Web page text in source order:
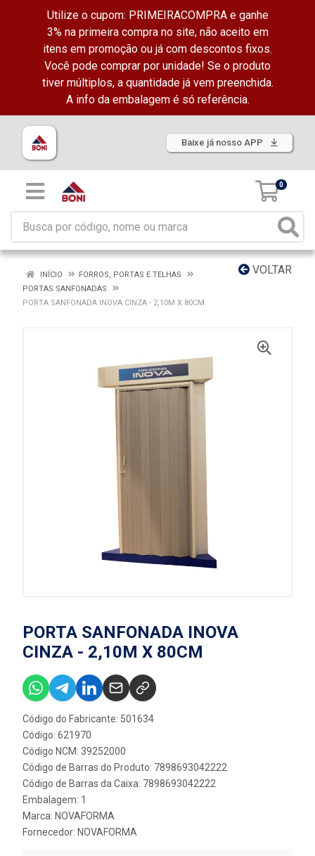
Utilize o cupom: PRIMEIRACOMPRA e ganhe
3% na primeira compra no site, não aceito em
itens em promoção ou já com descontos fixos.
Você pode comprar por unidade! Se o produto
tiver múltiplos, a quantidade já vem preenchida.
A info da embalagem é só referência.
Baixe já nosso APP
0
VOLTAR
INÍCIO
FORROS, PORTAS E TELHAS
PORTAS SANFONADAS
PORTA SANFONADA INOVA CINZA - 2,10M X 80CM
PORTA SANFONADA INOVA
CINZA - 2,10M X 80CM
Código do Fabricante: 501634
Código: 621970
Código NCM: 39252000
Código de Barras do Produto: 7898693042222
Código de Barras da Caixa: 7898693042222
Embalagem: 1
Marca: NOVAFORMA
Fornecedor: NOVAFORMA